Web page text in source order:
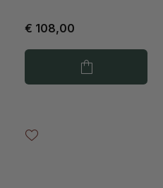
€ 108,00